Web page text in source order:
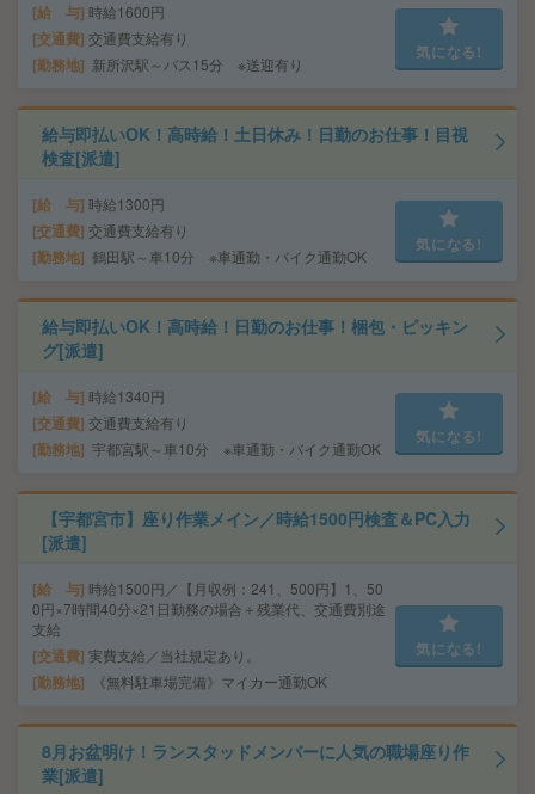
給 与 時給1600円
交通費 交通費支給有り
勤務地 新所沢駅～バス15分 ※送迎有り
気になる!
給与即払いOK！高時給！土日休み！日勤のお仕事！目視
検査[派遣]
給 与 時給1300円
交通費 交通費支給有り
勤務地 鶴田駅～車10分 ※車通勤・バイク通勤OK
気になる!
給与即払いOK！高時給！日勤のお仕事！梱包・ピッキン
グ[派遣]
給 与 時給1340円
交通費 交通費支給有り
勤務地 宇都宮駅～車10分 ※車通勤・バイク通勤OK
気になる!
【宇都宮市】座り作業メイン／時給1500円検査＆PC入力
[派遣]
給 与 時給1500円／【月収例：241、500円】1、50
0円×7時間40分×21日勤務の場合＋残業代、交通費別途
支給
交通費 実費支給／当社規定あり。
勤務地 《無料駐車場完備》マイカー通勤OK
気になる!
8月お盆明け！ランスタッドメンバーに人気の職場座り作
業[派遣]